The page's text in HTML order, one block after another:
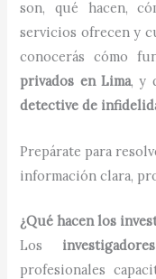
son, qué hacen,
servicios ofrecen y
conocerás cómo
privados en Lima, y
detective de
Prepárate para
información clara,
¿Qué hacen los
Los
profesionales